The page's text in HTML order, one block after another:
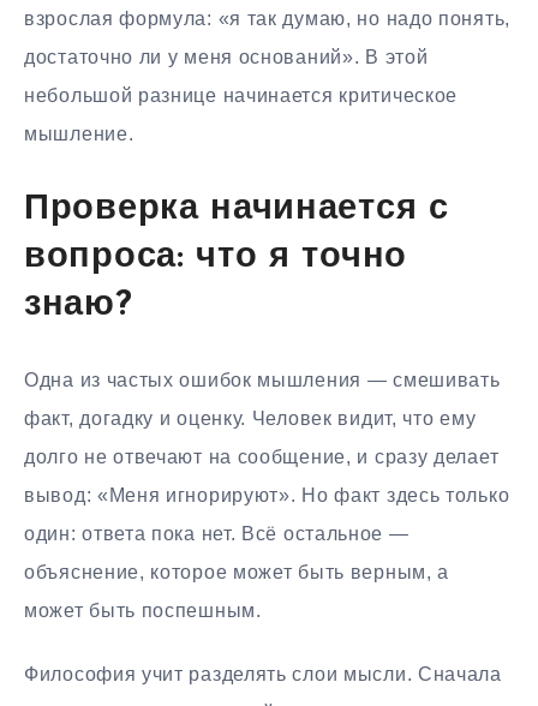
взрослая формула: «я так думаю, но надо понять,
достаточно ли у меня оснований». В этой
небольшой разнице начинается критическое
мышление.
Проверка начинается с
вопроса: что я точно
знаю?
Одна из частых ошибок мышления — смешивать
факт, догадку и оценку. Человек видит, что ему
долго не отвечают на сообщение, и сразу делает
вывод: «Меня игнорируют». Но факт здесь только
один: ответа пока нет. Всё остальное —
объяснение, которое может быть верным, а
может быть поспешным.
Философия учит разделять слои мысли. Сначала